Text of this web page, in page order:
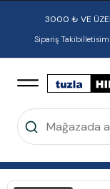
3000 ₺ VE
Sipariş Takibiİletisim